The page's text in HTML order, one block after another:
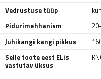
Vedrustuse tüüp
Pidurimehhanism
Juhikangi kangi pikkus
Selle toote eest ELis
vastutav üksus